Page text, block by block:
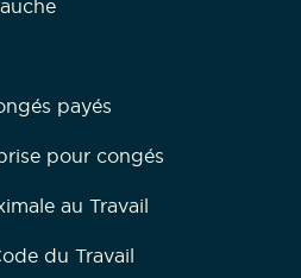
payés
pour congés
au Travail
du Travail